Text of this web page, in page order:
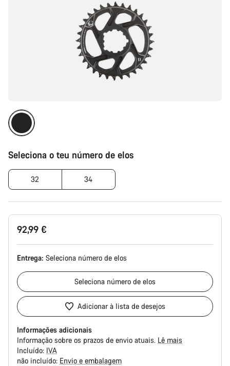
Seleciona o teu número de elos
32 34
92,99 €
Entrega: Seleciona número de elos
Seleciona número de elos
Adicionar à lista de desejos
Informações adicionais
Informação sobre os prazos de envio atuais. Lê mais
Incluído: IVA
não incluído: Envio e embalagem